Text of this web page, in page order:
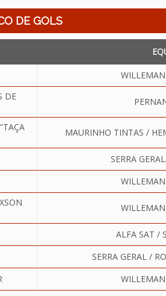
DE GOLS
DE
MAURINHO TINTAS /
SERRA
ALFA SAT /
SERRA GERAL /